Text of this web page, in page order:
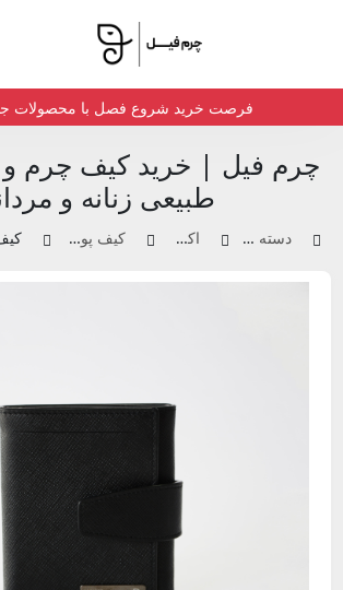
فرصت خرید شروع فصل با محصولات
چرم فیل | خرید کیف چرم
طبیعی زنانه و
دسته بندی محصولات اکسسوری چرم کیف پول و جاکارتی چرم کیف